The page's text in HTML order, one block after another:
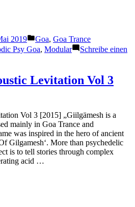
2019
Veröffentlicht
unter
Goa, Goa Trance
Psy Goa, Modular
Schreibe einen
Levitation Vol 3
Vol 3 [2015] „Giilgämesh is a
mainly in Goa Trance and
was inspired in the hero of ancient
Gilgamesh‘. More than psychedelic
is to tell stories through complex
acid …